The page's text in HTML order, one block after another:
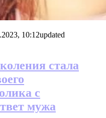
10:12updated
стала
с
мужа